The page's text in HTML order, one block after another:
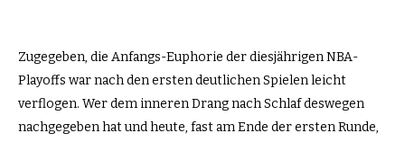
Zugegeben, die Anfangs-Euphorie der diesjährigen NBA-
Playoffs war nach den ersten deutlichen Spielen leicht
verflogen. Wer dem inneren Drang nach Schlaf deswegen
nachgegeben hat und heute, fast am Ende der ersten Runde,